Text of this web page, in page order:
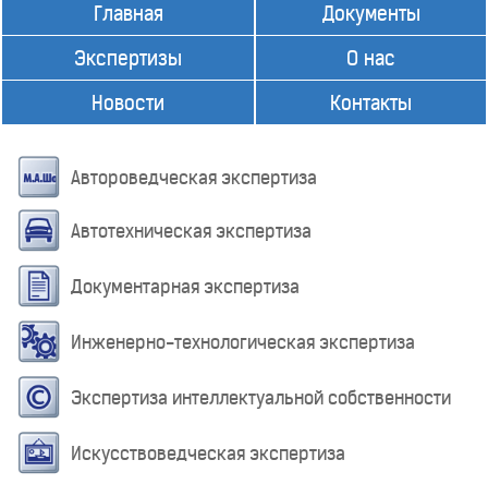
Главная
Экспертизы
Новости
Документы
О нас
Контакты
Автороведческая экспертиза
Автотехническая экспертиза
Документарная экспертиза
Инженерно-технологическая экспертиза
Экспертиза интеллектуальной собственности
Искусствоведческая экспертиза